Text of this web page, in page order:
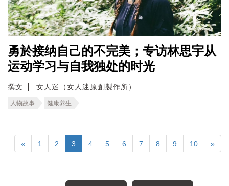
勇於接纳自己的不完美；专访林思宇从
运动学习与自我独处的时光
撰文 女人迷（女人迷原創製作所）
人物故事 健康养生
« 1 2 3 4 5 6 7 8 9 10 »